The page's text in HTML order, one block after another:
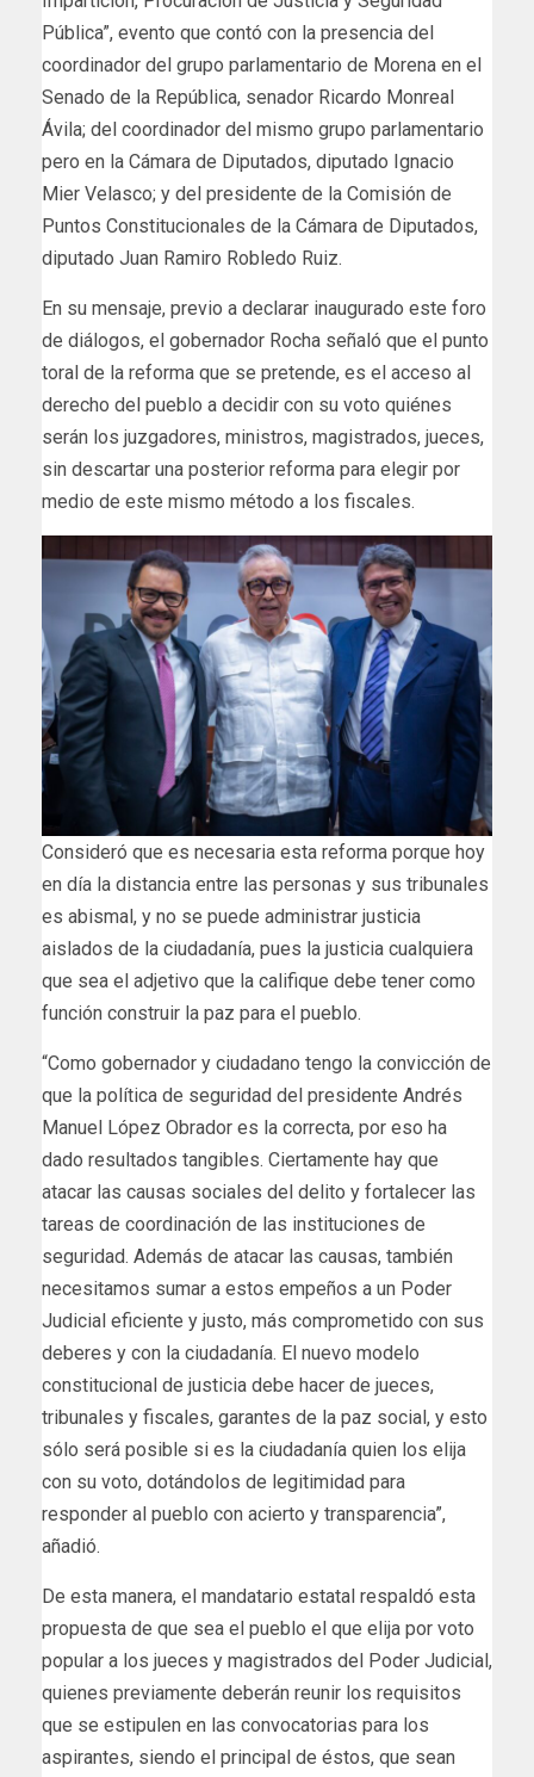
Pública”, evento que contó con la presencia del
coordinador del grupo parlamentario de Morena en el
Senado de la República, senador Ricardo Monreal
Ávila; del coordinador del mismo grupo parlamentario
pero en la Cámara de Diputados, diputado Ignacio
Mier Velasco; y del presidente de la Comisión de
Puntos Constitucionales de la Cámara de Diputados,
diputado Juan Ramiro Robledo Ruiz.
En su mensaje, previo a declarar inaugurado este foro
de diálogos, el gobernador Rocha señaló que el punto
toral de la reforma que se pretende, es el acceso al
derecho del pueblo a decidir con su voto quiénes
serán los juzgadores, ministros, magistrados, jueces,
sin descartar una posterior reforma para elegir por
medio de este mismo método a los fiscales.
Consideró que es necesaria esta reforma porque hoy
en día la distancia entre las personas y sus tribunales
es abismal, y no se puede administrar justicia
aislados de la ciudadanía, pues la justicia cualquiera
que sea el adjetivo que la califique debe tener como
función construir la paz para el pueblo.
“Como gobernador y ciudadano tengo la convicción de
que la política de seguridad del presidente Andrés
Manuel López Obrador es la correcta, por eso ha
dado resultados tangibles. Ciertamente hay que
atacar las causas sociales del delito y fortalecer las
tareas de coordinación de las instituciones de
seguridad. Además de atacar las causas, también
necesitamos sumar a estos empeños a un Poder
Judicial eficiente y justo, más comprometido con sus
deberes y con la ciudadanía. El nuevo modelo
constitucional de justicia debe hacer de jueces,
tribunales y fiscales, garantes de la paz social, y esto
sólo será posible si es la ciudadanía quien los elija
con su voto, dotándolos de legitimidad para
responder al pueblo con acierto y transparencia”,
añadió.
De esta manera, el mandatario estatal respaldó esta
propuesta de que sea el pueblo el que elija por voto
popular a los jueces y magistrados del Poder Judicial,
quienes previamente deberán reunir los requisitos
que se estipulen en las convocatorias para los
aspirantes, siendo el principal de éstos, que sean